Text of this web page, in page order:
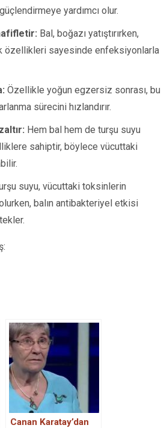
yardımcı olur.
Bal, boğazı yatıştırırken,
özellikleri sayesinde enfeksiyonlarla
Özellikle yoğun egzersiz sonrası, bu
sürecini hızlandırır.
Hem bal hem de turşu suyu
sahiptir, böylece vücuttaki
suyu, vücuttaki toksinlerin
olurken, balın antibakteriyel etkisi
Canan Karatay’dan